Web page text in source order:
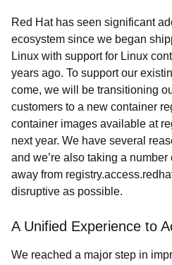
Red Hat has seen significant
ecosystem since we began
Linux with support for Linux
years ago. To support our
come, we will be transitioning
customers to a new container
container images available at
next year. We have several
and we’re also taking a
away from
disruptive as possible.
A Unified Experience to
We reached a major step in